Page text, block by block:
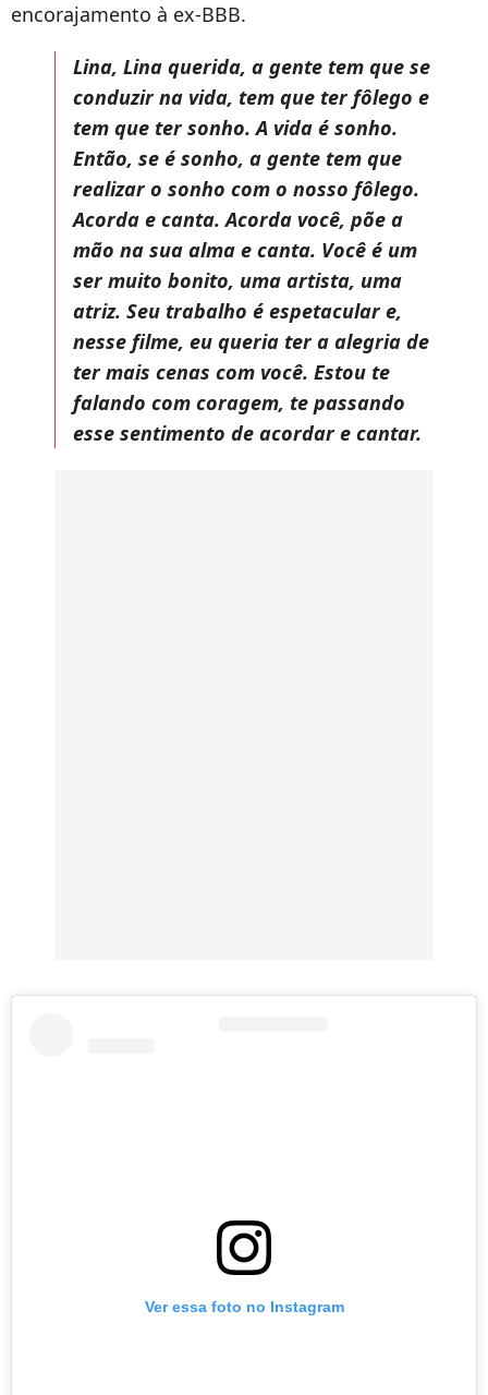
encorajamento à ex-BBB.
Lina, Lina querida, a gente tem que se
conduzir na vida, tem que ter fôlego e
tem que ter sonho. A vida é sonho.
Então, se é sonho, a gente tem que
realizar o sonho com o nosso fôlego.
Acorda e canta. Acorda você, põe a
mão na sua alma e canta. Você é um
ser muito bonito, uma artista, uma
atriz. Seu trabalho é espetacular e,
nesse filme, eu queria ter a alegria de
ter mais cenas com você. Estou te
falando com coragem, te passando
esse sentimento de acordar e cantar.
Ver essa foto no Instagram